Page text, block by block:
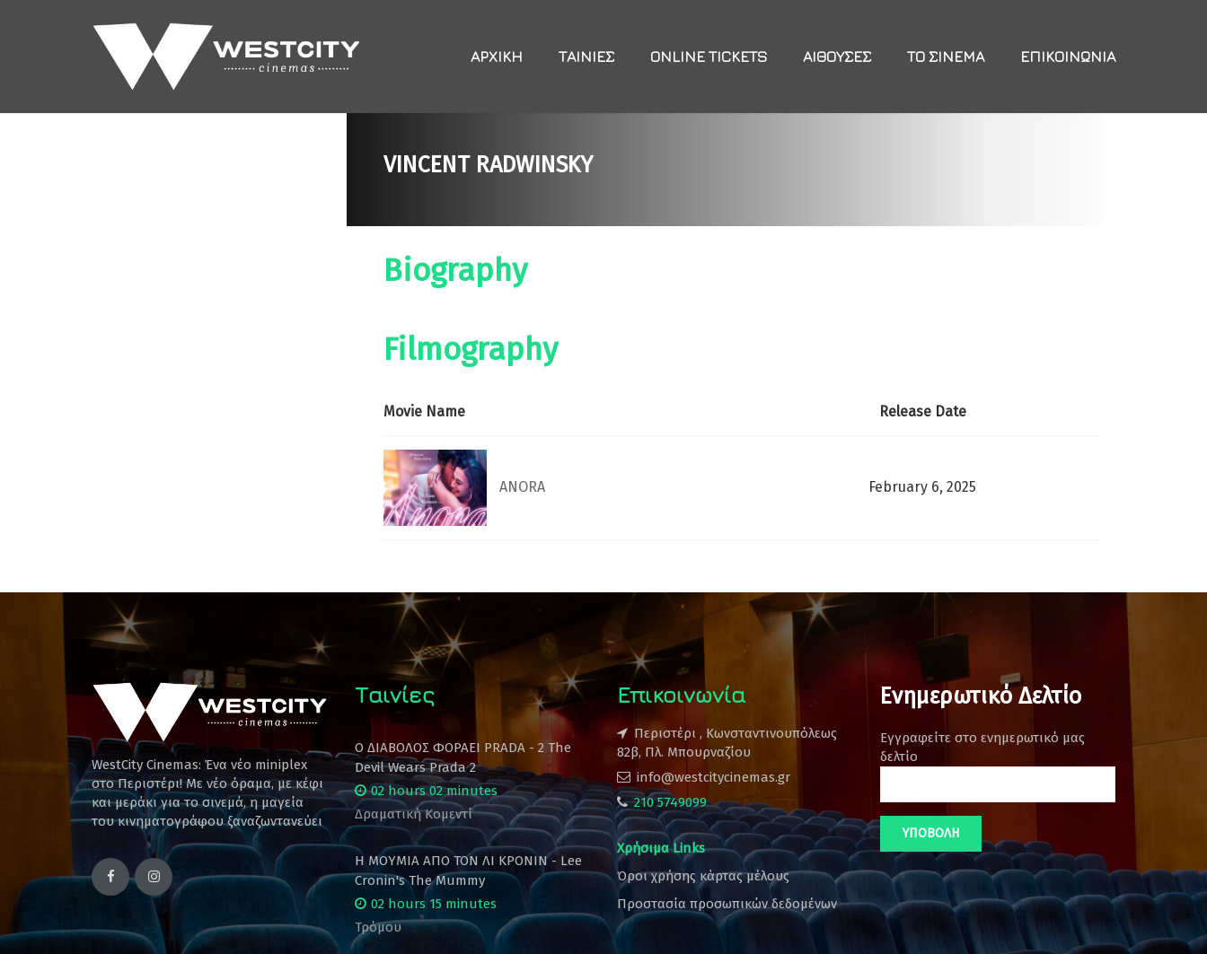
ΑΡΧΙΚΉ ΤΑΙΝΊΕΣ ONLINE TICKETS ΑΊΘΟΥΣΕΣ ΤΟ ΣΙΝΕΜΆ ΕΠΙΚΟΙΝΩΝΊΑ
VINCENT RADWINSKY
Biography
Filmography
Movie Name Release Date
ANORA February 6, 2025
WestCity Cinemas: Ένα νέο miniplex
στο Περιστέρι! Mε νέο όραμα, με κέφι
και μεράκι για το σινεμά, η μαγεία
του κινηματογράφου ξαναζωντανεύει
Ταινίες
Ο ΔΙΑΒΟΛΟΣ ΦΟΡΑΕΙ PRADA - 2 The
Devil Wears Prada 2
02 hours 02 minutes
Δραματική Κομεντί
Η ΜΟΥΜΙΑ ΑΠΟ ΤΟΝ ΛΙ ΚΡΟΝΙΝ - Lee
Cronin's The Mummy
02 hours 15 minutes
Τρόμου
Επικοινωνία
Περιστέρι , Κωνσταντινουπόλεως
82β, Πλ. Μπουρναζίου
info@westcitycinemas.gr
210 5749099
Χρήσιμα Links
Όροι χρήσης κάρτας μέλους
Προστασία προσωπικών δεδομένων
Ενημερωτικό Δελτίο
Εγγραφείτε στο ενημερωτικό μας
δελτίο